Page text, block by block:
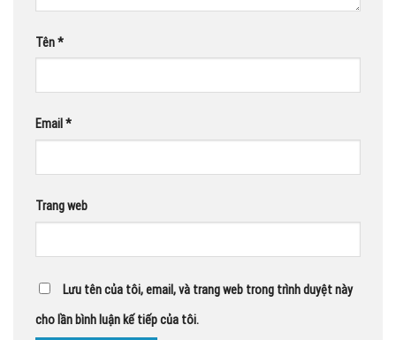
Tên*
Email *
Trang web
Lưu tên của tôi, email, và trang web trong trình duyệt này
cho lần bình luận kế tiếp của tôi.